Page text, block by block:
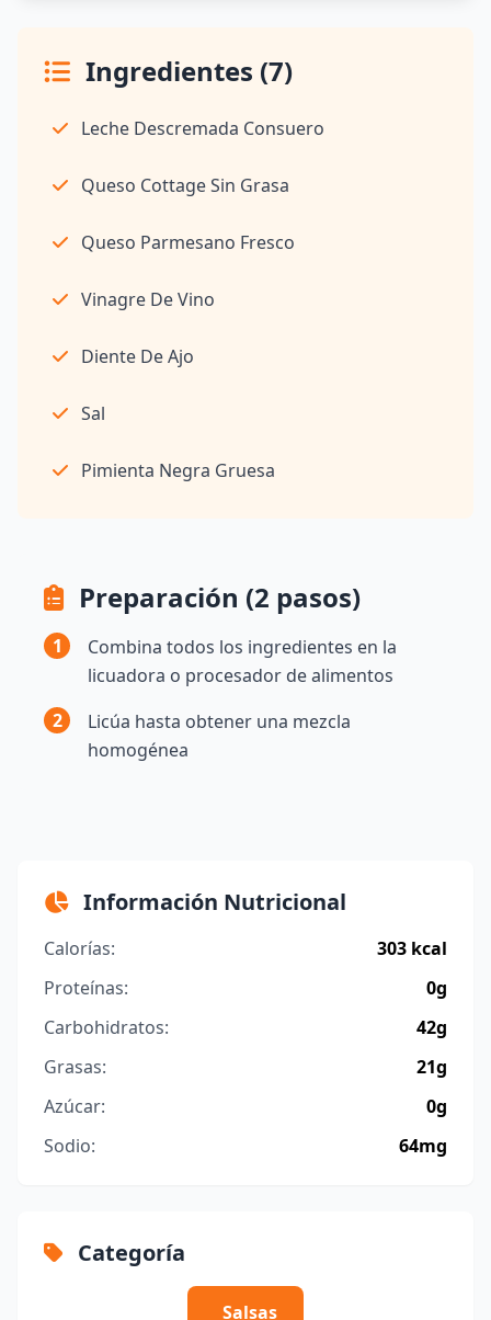
Ingredientes (7)
Leche Descremada Consuero
Queso Cottage Sin Grasa
Queso Parmesano Fresco
Vinagre De Vino
Diente De Ajo
Sal
Pimienta Negra Gruesa
Preparación (2 pasos)
1
Combina todos los ingredientes en la
licuadora o procesador de alimentos
2
Licúa hasta obtener una mezcla
homogénea
Información Nutricional
Calorías:
303 kcal
Proteínas:
0g
Carbohidratos:
42g
Grasas:
21g
Azúcar:
0g
Sodio:
64mg
Categoría
Salsas